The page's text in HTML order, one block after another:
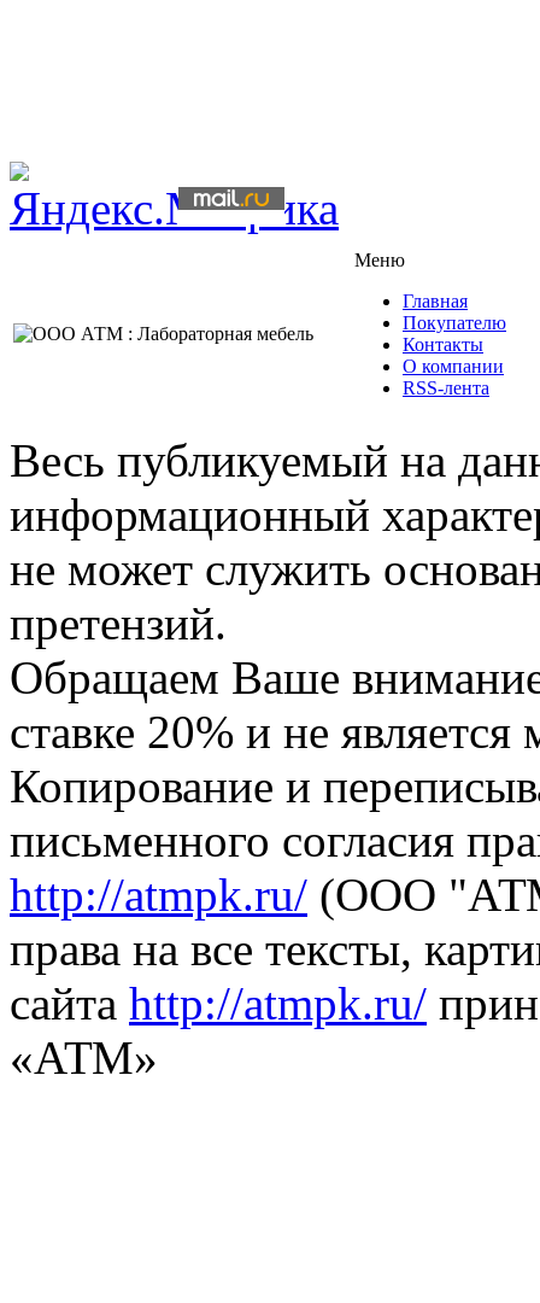
Меню
Главная
Покупателю
Контакты
О компании
RSS-лента
Весь публикуемый на
информационный
не может служить
претензий.
Обращаем Ваше
ставке 20% и не
Копирование и
письменного согласия
http://atmpk.ru/ (ООО
права на все тексты,
сайта http://atmpk.ru/
«АТМ»